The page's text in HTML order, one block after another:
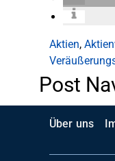
Aktien,
Post
Über uns